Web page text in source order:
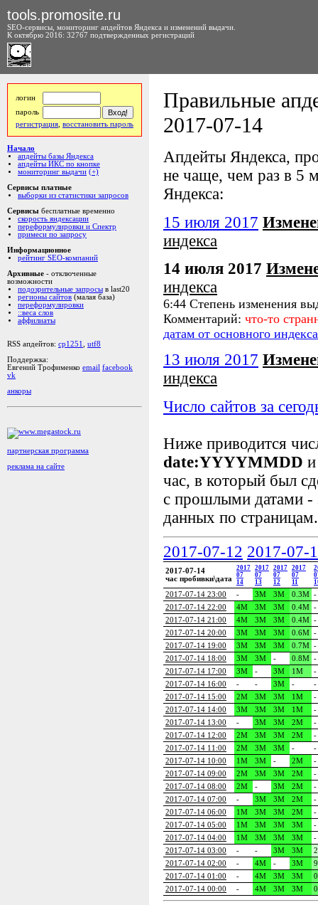
tools.promosite.ru
SEO-сервисы, мониторинг апдейтов Яндекса и изменений выдачи.
К октябрю 2016: 32767 подтвержденных регистраций
логин
пароль
регистрация восстановить пароль
Начало
апдейты базы Яндекса
апдейты ИКС по кнопке
мониторинг выдачи (+)
Сервисы платные
выборки из статистики запросов
Сервисы бесплатные временно
скорость яндексации
переформулировки и Спектр
примеси по запросу
Информационное
рейтинг SEO-компаний
Архивные - отключенные
возможности
подозрительные запросы в last20
регионы сайтов (малая база)
переформулировки
::веса слов
аффилиаты
RSS апдейтов: cp1251
utf8
Поддержка:
Евгений Трофименко email facebook
vk
анкоры
партнерская программа
реклама на сайте
Правильные
2017-07-14
Апдейты Яндекса,
не чаще, чем раз в 5
Яндекса:
15 июля 2017
индекса
14 июля 2017
индекса
6:44 Степень изменения
Комментарий: что-то
датам от основного индекса
13 июля 2017
индекса
Число сайтов за
Ниже приводится
date:YYYYMMDD
час, в который был
с прошлыми датами -
данных по страницам.
2017-07-12 2017-07-
2017-07-14
час пробивки\дата
2017
07
14
2017
07
13
2017
07
12
2017
07
11
2017-07-14 23:00 - 3M 3M 0.3M -
2017-07-14 22:00
4M 3M 3M 0.4M -
2017-07-14 21:00
4M 3M 3M 0.4M -
2017-07-14 20:00
3M 3M 3M 0.6M -
2017-07-14 19:00
3M 3M 3M 0.7M -
2017-07-14 18:00
3M 3M - 0.8M -
2017-07-14 17:00
3M - 3M 1M
-
2017-07-14 16:00
- - 3M -
-
2017-07-14 15:00
2M 3M 3M 1M
-
2017-07-14 14:00
3M 3M 3M 1M
-
2017-07-14 13:00
- 3M 3M 2M
-
2017-07-14 12:00
2M 3M 3M 2M
-
2017-07-14 11:00
2M 3M 3M -
-
2017-07-14 10:00
1M 3M - 2M
-
2017-07-14 09:00
2M 3M 3M 2M
-
2017-07-14 08:00
2M - 3M 2M
-
2017-07-14 07:00
- 3M 3M 2M
-
2017-07-14 06:00
1M 3M 3M 2M
-
2017-07-14 05:00
1M 3M 3M 3M
-
2017-07-14 04:00
1M 3M 3M 3M
-
2017-07-14 03:00
- - 3M 3M
2017-07-14 02:00
- 4M - 3M
2017-07-14 01:00
- 4M 3M 3M
2017-07-14 00:00
- 4M 3M 3M